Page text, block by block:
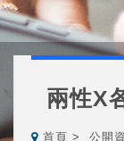
兩性X
首頁 公開